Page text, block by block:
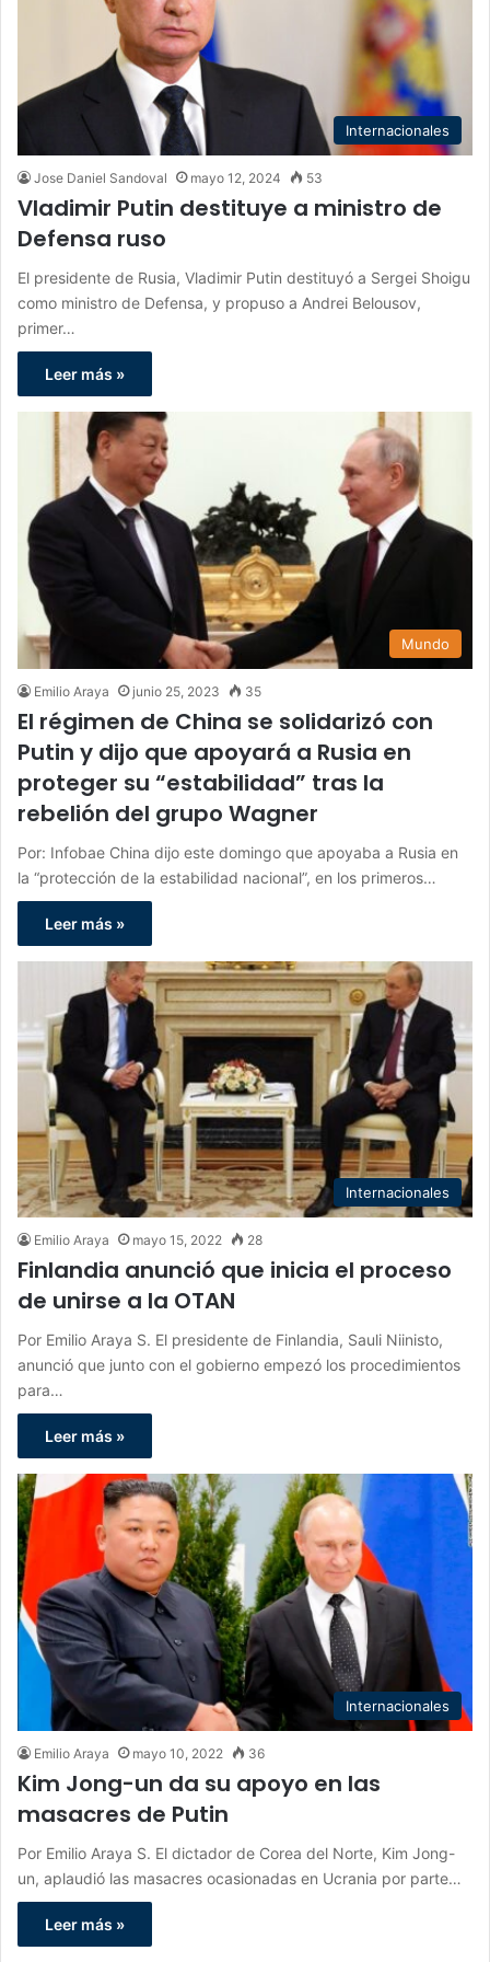
Internacionales
Jose Daniel Sandoval mayo 12, 2024 53
Vladimir Putin destituye a ministro de
Defensa ruso
El presidente de Rusia, Vladimir Putin destituyó a Sergei Shoigu
como ministro de Defensa, y propuso a Andrei Belousov,
primer…
Leer más »
Mundo
Emilio Araya junio 25, 2023 35
El régimen de China se solidarizó con
Putin y dijo que apoyará a Rusia en
proteger su “estabilidad” tras la
rebelión del grupo Wagner
Por: Infobae China dijo este domingo que apoyaba a Rusia en
la “protección de la estabilidad nacional”, en los primeros…
Leer más »
Internacionales
Emilio Araya mayo 15, 2022 28
Finlandia anunció que inicia el proceso
de unirse a la OTAN
Por Emilio Araya S. El presidente de Finlandia, Sauli Niinisto,
anunció que junto con el gobierno empezó los procedimientos
para…
Leer más »
Internacionales
Emilio Araya mayo 10, 2022 36
Kim Jong-un da su apoyo en las
masacres de Putin
Por Emilio Araya S. El dictador de Corea del Norte, Kim Jong-
un, aplaudió las masacres ocasionadas en Ucrania por parte…
Leer más »